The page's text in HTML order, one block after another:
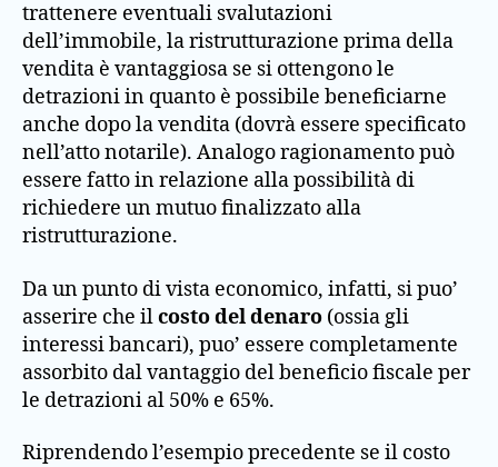
trattenere eventuali svalutazioni
dell’immobile, la ristrutturazione prima della
vendita è vantaggiosa se si ottengono le
detrazioni in quanto è possibile beneficiarne
anche dopo la vendita (dovrà essere specificato
nell’atto notarile). Analogo ragionamento può
essere fatto in relazione alla possibilità di
richiedere un mutuo finalizzato alla
ristrutturazione.
Da un punto di vista economico, infatti, si puo’
asserire che ilcosto del denaro (ossia gli
interessi bancari), puo’ essere completamente
assorbito dal vantaggio del beneficio fiscale per
le detrazioni al 50% e 65%.
Riprendendo l’esempio precedente se il costo